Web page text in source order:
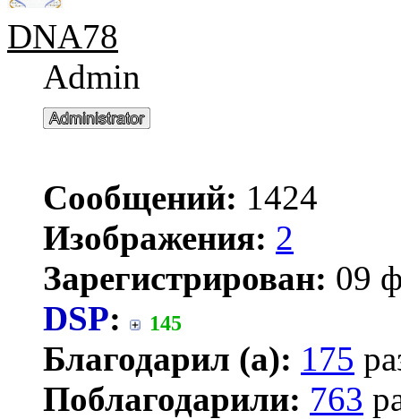
DNA78
Admin
Сообщений: 1424
Изображения: 2
Зарегистрирован: 09
DSP: 145
Благодарил (а): 175
Поблагодарили: 763